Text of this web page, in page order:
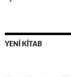
YENİ KİTAB